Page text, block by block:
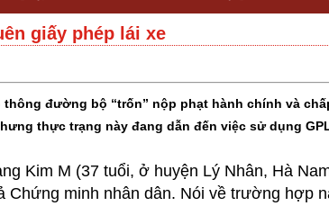
giấy phép lái xe
đường bộ “trốn” nộp phạt hành chính và
thực trạng này đang dẫn đến việc sử dụng
Kim M (37 tuổi, ở huyện Lý Nhân, Hà
Chứng minh nhân dân. Nói về trường hợp